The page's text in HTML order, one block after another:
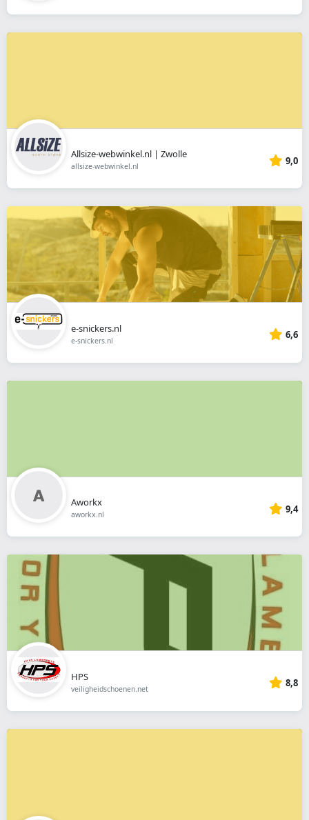
Allsize-webwinkel.nl | Zwolle
allsize-webwinkel.nl 9,0
e-snickers.nl
e-snickers.nl 6,6
Aworkx
aworkx.nl 9,4
HPS
veiligheidschoenen.net 8,8